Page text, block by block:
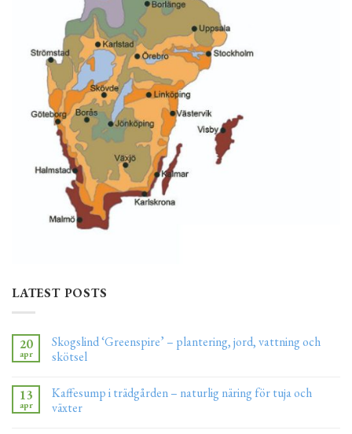
LATEST POSTS
20
apr
Skogslind ‘Greenspire’ – plantering, jord, vattning och
skötsel
13
apr
Kaffesump i trädgården – naturlig näring för tuja och
växter